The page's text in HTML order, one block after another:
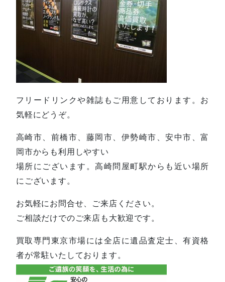
フリードリンクや雑誌もご用意しております。お
気軽にどうぞ。
高崎市、前橋市、藤岡市、伊勢崎市、安中市、富
岡市からも利用しやすい
場所にございます。高崎問屋町駅からも近い場所
にございます。
お気軽にお問合せ、ご来店ください。
ご相談だけでのご来店も大歓迎です。
買取専門東京市場には全店に遺品査定士、有資格
者が常駐いたしております。